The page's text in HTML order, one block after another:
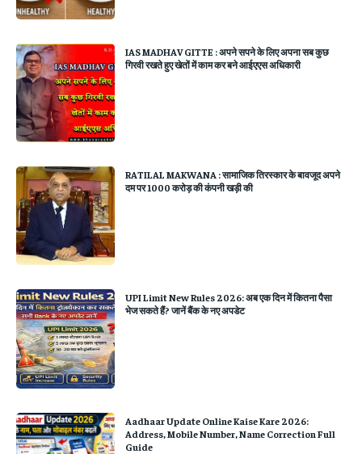
IAS MADHAV GITTE : अपने सपने के लिए अपना सब कुछ
गिरवी रखते हुए खेतों में काम कर बने आईएएस अधिकारी
RATILAL MAKWANA : सामाजिक तिरस्कार के बावजूद अपने
दम पर 1000 करोड़ की कंपनी खड़ी की
UPI Limit New Rules 2026: अब एक दिन में कितना पैसा
भेज सकते हैं? जानें बैंक के नए अपडेट
Aadhaar Update Online Kaise Kare 2026:
Address, Mobile Number, Name Correction Full
Guide